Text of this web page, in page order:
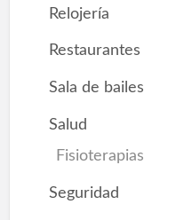
Relojería
Restaurantes
Sala de bailes
Salud
Fisioterapias
Seguridad